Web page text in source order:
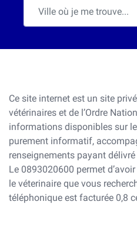
Ce site internet est un site
vétérinaires et de l’Ordre
informations disponibles sur
purement informatif,
renseignements payant
Le 0893020600 permet
le véterinaire que vous
téléphonique est facturée 0,8